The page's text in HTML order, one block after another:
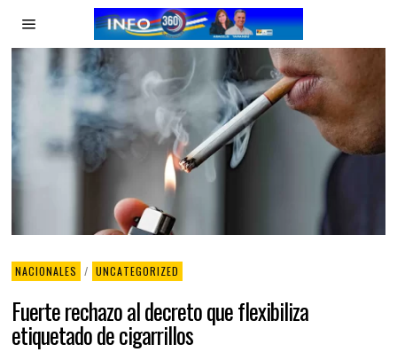
NACIONALES / UNCATEGORIZED
Fuerte rechazo al decreto que flexibiliza
etiquetado de cigarrillos